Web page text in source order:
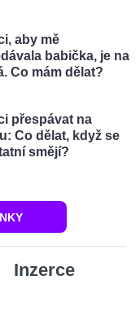
aby mě
babička, je na
Co mám dělat?
přespávat na
Co dělat, když se
smějí?
Inzerce